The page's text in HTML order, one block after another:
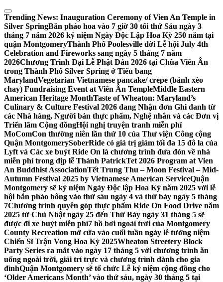
Skip
to
content
Trending News: Inauguration Ceremony of Vien An Temple in
Silver SpringBắn pháo hoa vào 7 giờ 30 tối thứ Sáu ngày 3
tháng 7 năm 2026 kỷ niệm Ngày Độc Lập Hoa Kỳ 250 năm tại
quận MontgomeryThành Phố Poolesville dời Lễ hội July 4th
Celebration and Fireworks sang ngày 5 tháng 7 năm
2026Chương Trình Đại Lễ Phật Đản 2026 tại Chùa Viên Ân
trong Thành Phố Silver Spring ở Tiểu bang
MarylandVegetarian Vietnamese pancake/ crepe (bánh xèo
chay) Fundraising Event at Viên Ân TempleMiddle Eastern
American Heritage MonthTaste of Wheaton: Maryland’s
Culinary & Culture Festival 2026 đang Nhận đơn Ghi danh từ
các Nhà hàng, Người bán thực phẩm, Nghệ nhân và các Đơn vị
Triển lãm Cộng đồngHội nghị truyện tranh miễn phí
MoComCon thường niên lần thứ 10 của Thư viện Công cộng
Quận MontgomerySoberRide có giá trị giảm tối đa 15 đô la của
Lyft và Các xe buýt Ride On là chương trình đưa đón về nhà
miễn phí trong dịp lễ Thánh PatrickTet 2026 Program at Vien
An Buddhist AssociationTết Trung Thu – Moon Festival – Mid-
Autumn Festival 2025 by Vietnamese American ServiceQuận
Montgomery sẽ kỷ niệm Ngày Độc lập Hoa Kỳ năm 2025 với lễ
hội bắn pháo bông vào thứ sáu ngày 4 và thứ bảy ngày 5 tháng
7Chương trình quyên góp thực phẩm Ride On Food Drive năm
2025 từ Chủ Nhật ngày 25 đến Thứ Bảy ngày 31 tháng 5 sẽ
được đi xe buýt miễn phí7 hồ bơi ngoài trời của Montgomery
County Recreation mở cửa vào cuối tuần ngày lễ tưởng niệm
Chiến Sĩ Trận Vong Hoa Kỳ 2025Wheaton Streetery Block
Party Series ra mắt vào ngày 17 tháng 5 với chương trình ăn
uống ngoài trời, giải trí trực và chương trình dành cho gia
đìnhQuận Montgomery sẽ tổ chức Lễ kỷ niệm cộng đồng cho
‘Older Americans Month’ vào thứ sáu, ngày 30 tháng 5 tại